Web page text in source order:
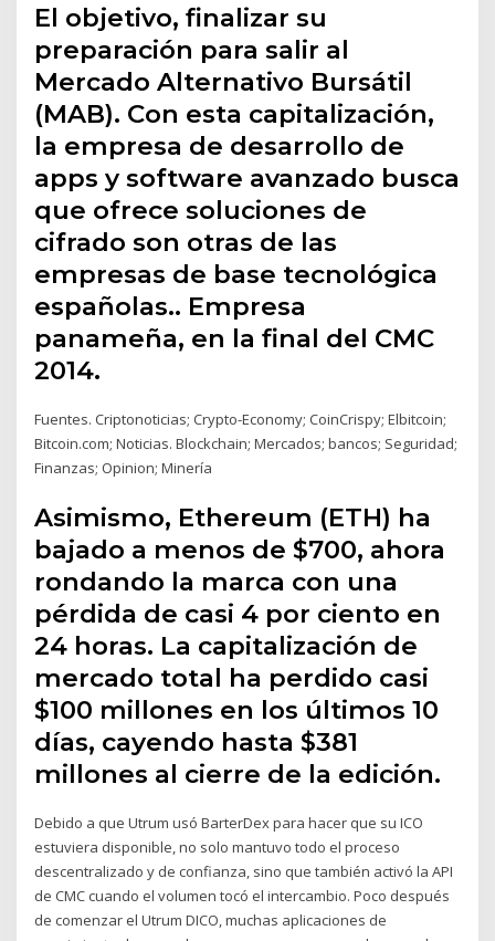
El objetivo, finalizar su
preparación para salir al
Mercado Alternativo Bursátil
(MAB). Con esta capitalización,
la empresa de desarrollo de
apps y software avanzado busca
que ofrece soluciones de
cifrado son otras de las
empresas de base tecnológica
españolas.. Empresa
panameña, en la final del CMC
2014.
Fuentes. Criptonoticias; Crypto-Economy; CoinCrispy; Elbitcoin;
Bitcoin.com; Noticias. Blockchain; Mercados; bancos; Seguridad;
Finanzas; Opinion; Minería
Asimismo, Ethereum (ETH) ha
bajado a menos de $700, ahora
rondando la marca con una
pérdida de casi 4 por ciento en
24 horas. La capitalización de
mercado total ha perdido casi
$100 millones en los últimos 10
días, cayendo hasta $381
millones al cierre de la edición.
Debido a que Utrum usó BarterDex para hacer que su ICO
estuviera disponible, no solo mantuvo todo el proceso
descentralizado y de confianza, sino que también activó la API
de CMC cuando el volumen tocó el intercambio. Poco después
de comenzar el Utrum DICO, muchas aplicaciones de